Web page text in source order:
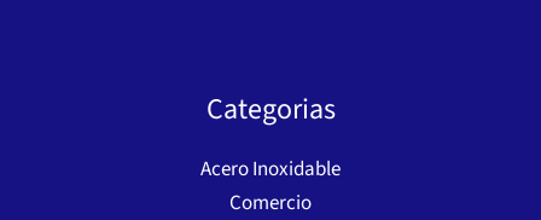
Categorias
Acero Inoxidable
Comercio